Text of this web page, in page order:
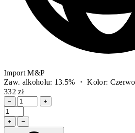
Import M&P
Zaw. alkoholu: 13.5% ・ Kolor:
332 zł
− +
+ −